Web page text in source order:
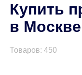
Купить
в
Товаров: 450